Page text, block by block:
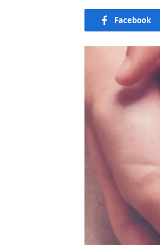
Facebook